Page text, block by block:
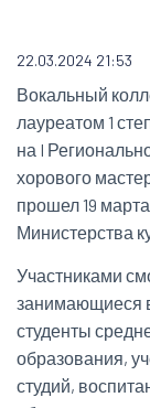
22.03.2024 21:53
Вокальный
лауреатом 1
на I
хорового
прошел 19
Министерства
Участниками
занимающиеся
студенты
образования,
студий,